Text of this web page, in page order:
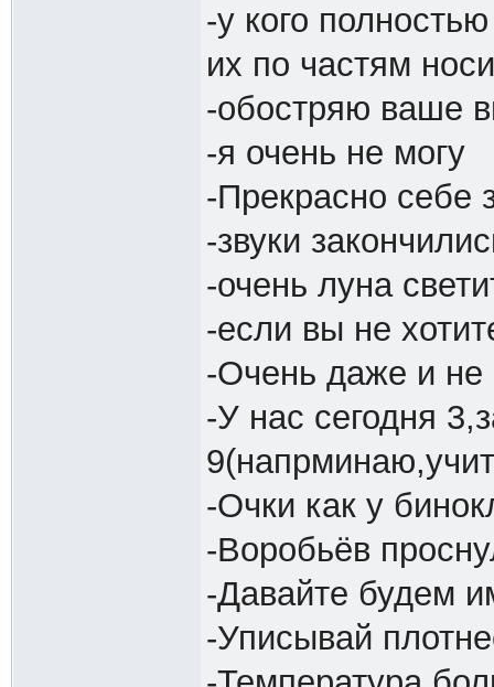
-у кого
их по частям
-обостряю ваше
-я очень не могу
-Прекрасно себе
-звуки
-очень луна
-если вы не
-Очень даже и не
-У нас сегодня
-Очки как у
-Воробьёв
-Давайте будем
-Уписывай